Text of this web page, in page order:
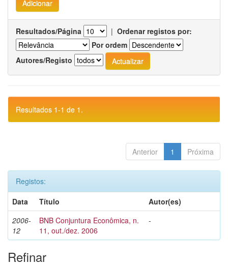
Resultados/Página | Ordenar registos por:
Por ordem
Autores/Registo
Resultados 1-1 de 1.
Anterior 1 Próxima
Registos:
Data
Título
Autor(es)
2006-
12
BNB Conjuntura Econômica, n.
11, out./dez. 2006
-
Refinar